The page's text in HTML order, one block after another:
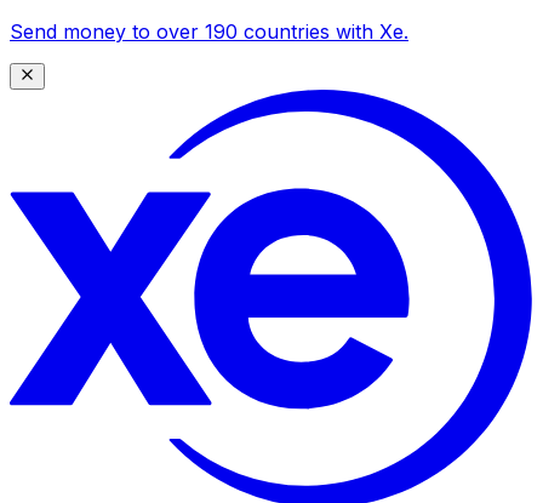
Send money to over 190 countries with Xe.